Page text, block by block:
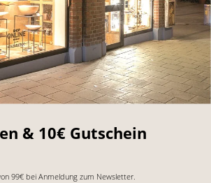
& 10€ Gutschein
99€ bei Anmeldung zum Newsletter.